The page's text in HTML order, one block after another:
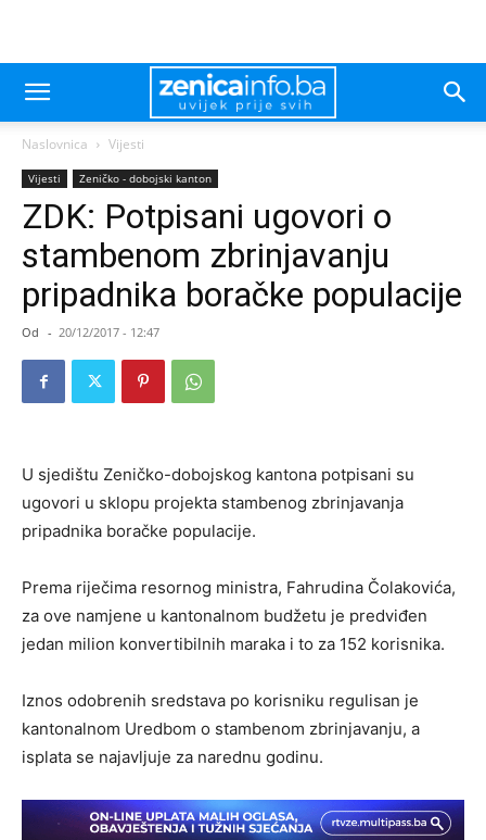
Naslovnica Vijesti
Vijesti Zeničko - dobojski kanton
ZDK: Potpisani ugovori o
stambenom zbrinjavanju
pripadnika boračke populacije
Od - 20/12/2017 - 12:47
U sjedištu Zeničko-dobojskog kantona potpisani su
ugovori u sklopu projekta stambenog zbrinjavanja
pripadnika boračke populacije.
Prema riječima resornog ministra, Fahrudina Čolakovića,
za ove namjene u kantonalnom budžetu je predviđen
jedan milion konvertibilnih maraka i to za 152 korisnika.
Iznos odobrenih sredstava po korisniku regulisan je
kantonalnom Uredbom o stambenom zbrinjavanju, a
isplata se najavljuje za narednu godinu.